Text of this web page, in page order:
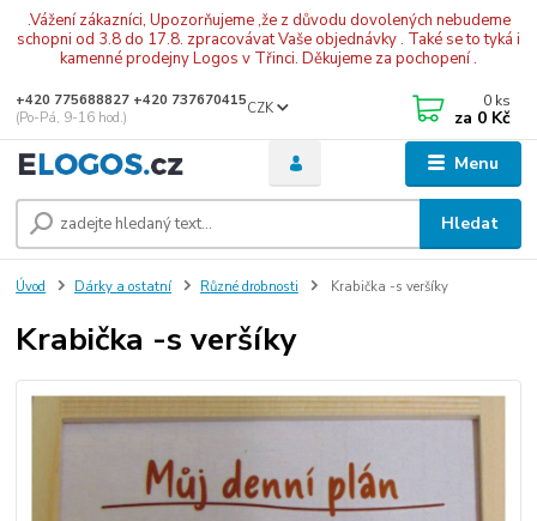
.Vážení zákazníci, Upozorňujeme ,že z důvodu dovolených nebudeme
schopni od 3.8 do 17.8. zpracovávat Vaše objednávky . Také se to tyká i
kamenné prodejny Logos v Třinci. Děkujeme za pochopení .
Menu
CZK
Hledat
+420 775688827 +420 737670415
(Po-Pá, 9-16 hod.)
0 ks
za 0 Kč
Úvod Dárky a ostatní Různé drobnosti Krabička -s veršíky
Krabička -s veršíky